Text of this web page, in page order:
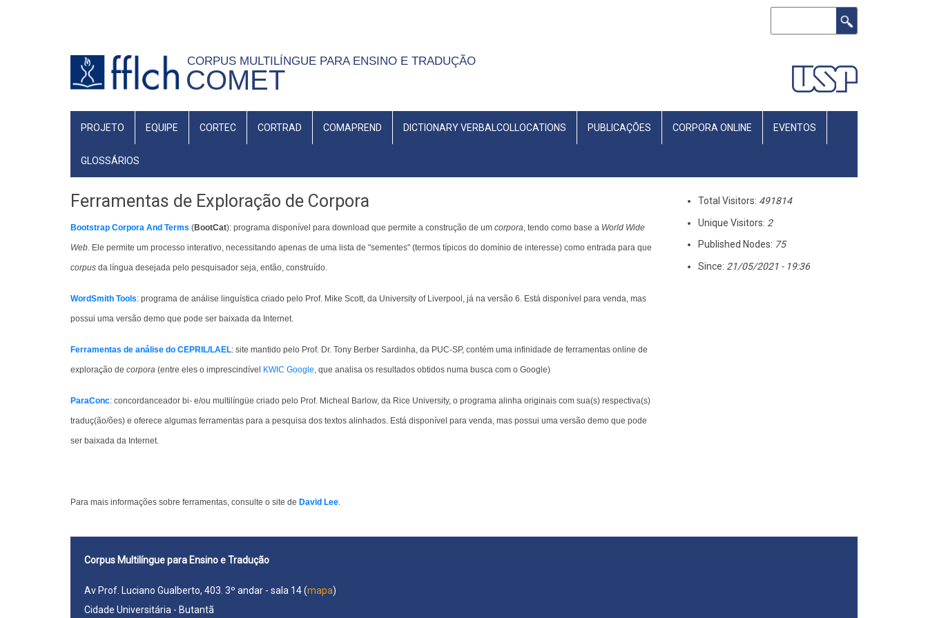
CORPUS MULTILÍNGUE PARA ENSINO E TRADUÇÃO
COMET
NAVEGAÇÃO
PROJETO EQUIPE CORTEC CORTRAD COMAPREND DICTIONARY VERBALCOLLOCATIONS PUBLICAÇÕES CORPORA ONLINE EVENTOS
GLOSSÁRIOS
Ferramentas de Exploração de Corpora
Bootstrap Corpora And Terms (BootCat): programa disponível para download que permite a construção de um corpora, tendo como base a World Wide
Web. Ele permite um processo interativo, necessitando apenas de uma lista de "sementes" (termos típicos do domínio de interesse) como entrada para que
corpus da língua desejada pelo pesquisador seja, então, construído.
WordSmith Tools: programa de análise linguística criado pelo Prof. Mike Scott, da University of Liverpool, já na versão 6. Está disponível para venda, mas
possui uma versão demo que pode ser baixada da Internet.
Ferramentas de análise do CEPRIL/LAEL: site mantido pelo Prof. Dr. Tony Berber Sardinha, da PUC-SP, contém uma infinidade de ferramentas online de
exploração de corpora (entre eles o imprescindível KWIC Google, que analisa os resultados obtidos numa busca com o Google)
ParaConc: concordanceador bi- e/ou multilíngüe criado pelo Prof. Micheal Barlow, da Rice University, o programa alinha originais com sua(s) respectiva(s)
traduç(ão/ões) e oferece algumas ferramentas para a pesquisa dos textos alinhados. Está disponível para venda, mas possui uma versão demo que pode
ser baixada da Internet.
Para mais informações sobre ferramentas, consulte o site de David Lee.
Total Visitors: 491814
Unique Visitors: 2
Published Nodes: 75
Since: 21/05/2021 - 19:36
Corpus Multilíngue para Ensino e Tradução
Av Prof. Luciano Gualberto, 403. 3º andar - sala 14 (mapa)
Cidade Universitária - Butantã